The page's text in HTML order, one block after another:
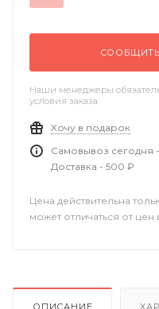
Наши менеджеры
условия заказа
Хочу в подарок
Самовывоз сегодня
Доставка - 500 ₽
Цена действительна
может отличаться от
ОПИСАНИЕ